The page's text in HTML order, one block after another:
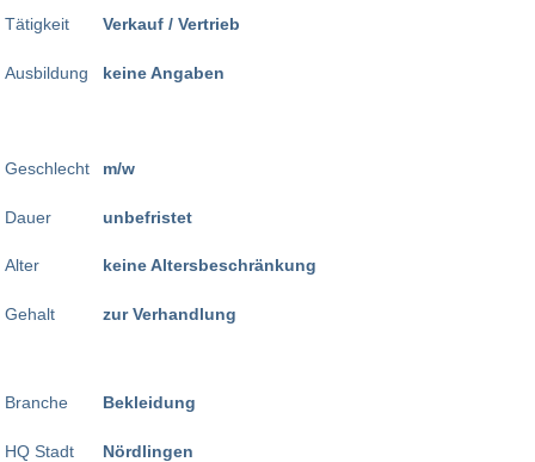
Tätigkeit
Ausbildung
Geschlecht
Dauer
Alter
Gehalt
Verkauf / Vertrieb
keine Angaben
m/w
unbefristet
keine Altersbeschränkung
zur Verhandlung
Branche
HQ Stadt
Bekleidung
Nördlingen